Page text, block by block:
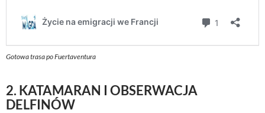
Gotowa trasa po Fuertaventura
2. KATAMARAN I OBSERWACJA
DELFINÓW